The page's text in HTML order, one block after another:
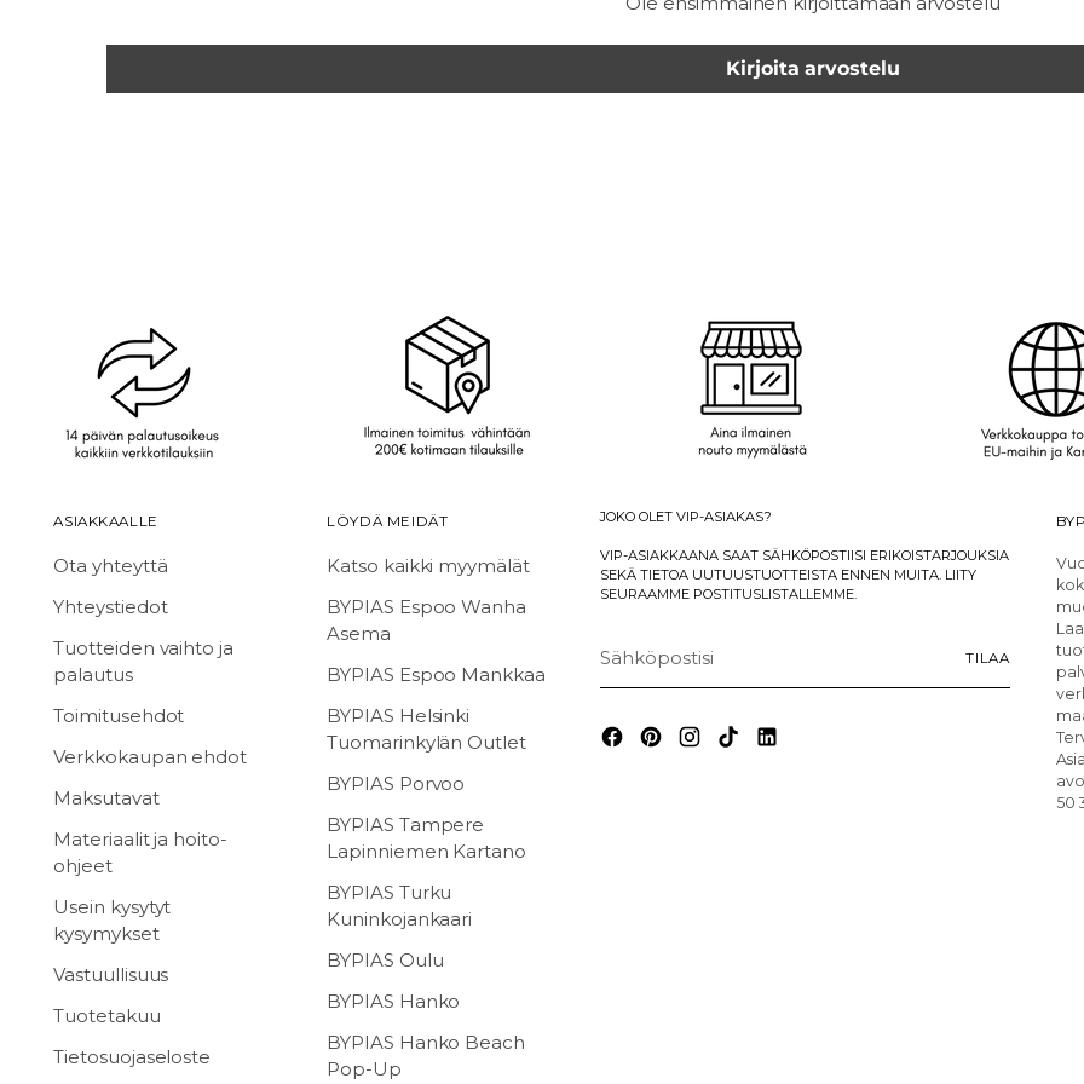
Kirjoita arvostelu
ASIAKKAALLE
Ota yhteyttä
Yhteystiedot
Tuotteiden vaihto ja
palautus
Toimitusehdot
Verkkokaupan ehdot
Maksutavat
Materiaalit ja hoito-
ohjeet
Usein kysytyt
kysymykset
Vastuullisuus
Tuotetakuu
Tietosuojaseloste
LÖYDÄ MEIDÄT
Katso kaikki myymälät
BYPIAS Espoo Wanha
Asema
BYPIAS Espoo Mankkaa
BYPIAS Helsinki
Tuomarinkylän Outlet
BYPIAS Porvoo
BYPIAS Tampere
Lapinniemen Kartano
BYPIAS Turku
Kuninkojankaari
BYPIAS Oulu
BYPIAS Hanko
BYPIAS Hanko Beach
Pop-Up
JOKO OLET VIP-ASIAKAS?
VIP-ASIAKKAANA SAAT SÄHKÖPOSTIISI ERIKOISTARJOUKSIA
SEKÄ TIETOA UUTUUSTUOTTEISTA ENNEN MUITA. LIITY
SEURAAMME POSTITUSLISTALLEMME.
TILAA
50